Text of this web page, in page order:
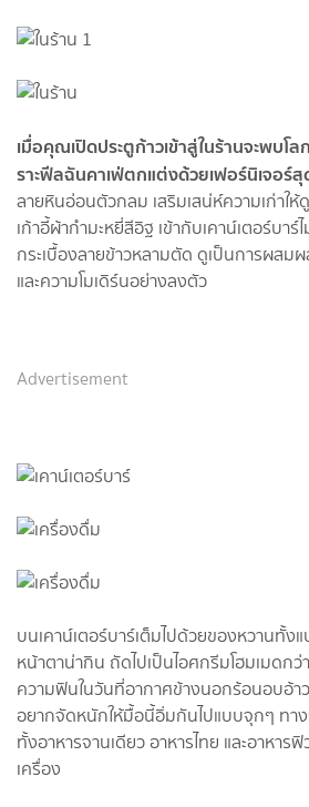
เมื่อคุณเปิดประตูก้าวเข้าสู่ในร้านจะพบโ
ราะฟีลฉันคาเฟ่ตกแต่งด้วยเฟอร์นิเจอร์สุ
ลายหินอ่อนตัวกลม เสริมเสน่ห์ความเก่าให้
เก้าอี้ผ้ากำมะหยี่สีอิฐ เข้ากับเคาน์เตอร์บา
กระเบื้องลายข้าวหลามตัด ดูเป็นการผสม
และความโมเดิร์นอย่างลงตัว
Advertisement
บนเคาน์เตอร์บาร์เต็มไปด้วยของหวานทั้งแ
หน้าตาน่ากิน ถัดไปเป็นไอศกรีมโฮมเมดก
ความฟินในวันที่อากาศข้างนอกร้อนอบอ้า
อยากจัดหนักให้มื้อนี้อิ่มกันไปแบบจุกๆ ทา
ทั้งอาหารจานเดียว อาหารไทย และอาหา
เครื่อง